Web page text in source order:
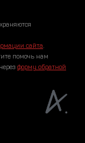
сайта.
помочь нам
форму обратной